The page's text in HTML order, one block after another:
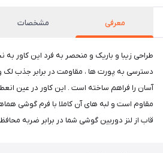
معرفی مشخصات
طراحی زیبا و باریک و منحصر به فرد این
دسترسی به پورت ها ، مقاومت در برابر جذب
آسان را فراهم ساخته است . این کاور در عین
مقاوم است و لبه های آن کاملا با فرم گوشی
قاب از لنز دوربین گوشی شما در برابر ضربه